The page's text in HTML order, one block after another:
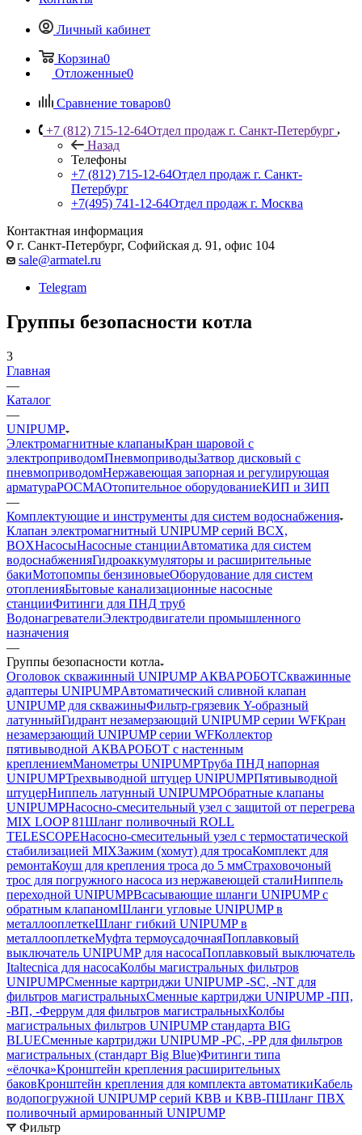
Личный кабинет
Корзина0
Отложенные0
Сравнение товаров0
+7 (812) 715-12-64Отдел продаж г. Санкт-Петербург
Назад
Телефоны
+7 (812) 715-12-64Отдел продаж г. Санкт-
Петербург
+7(495) 741-12-64Отдел продаж г. Москва
Контактная информация
г. Санкт-Петербург, Софийская д. 91, офис 104
sale@armatel.ru
Telegram
Группы безопасности котла
3
Главная
—
Каталог
—
UNIPUMP
Электромагнитные клапаныКран шаровой с
электроприводомПневмоприводыЗатвор дисковый с
пневмоприводомНержавеющая запорная и регулирующая
арматураРОСМАОтопительное оборудованиеКИП и ЗИП
—
Комплектующие и инструменты для систем водоснабжения
Клапан электромагнитный UNIPUMP серий BCX,
BOXНасосыНасосные станцииАвтоматика для систем
водоснабженияГидроаккумуляторы и расширительные
бакиМотопомпы бензиновыеОборудование для систем
отопленияБытовые канализационные насосные
станцииФитинги для ПНД труб
ВодонагревателиЭлектродвигатели промышленного
назначения
—
Группы безопасности котла
Оголовок скважинный UNIPUMP АКВАРОБОТСкважинные
адаптеры UNIPUMPАвтоматический сливной клапан
UNIPUMP для скважиныФильтр-грязевик Y-образный
латунныйГидрант незамерзающий UNIPUMP серии WFКран
незамерзающий UNIPUMP серии WFКоллектор
пятивыводной АКВАРОБОТ с настенным
креплениемМанометры UNIPUMPТруба ПНД напорная
UNIPUMPТрехвыводной штуцер UNIPUMPПятивыводной
штуцерНиппель латунный UNIPUMPОбратные клапаны
UNIPUMPНасосно-смесительный узел с защитой от перегрева
MIX LOOP 81Шланг поливочный ROLL
TELESCOPEНасосно-смесительный узел с термостатической
стабилизацией MIXЗажим (хомут) для тросаКомплект для
ремонтаКоуш для крепления троса до 5 ммСтраховочоный
трос для погружного насоса из нержавеющей сталиНиппель
переходной UNIPUMPВсасывающие шланги UNIPUMP с
обратным клапаномШланги угловые UNIPUMP в
металлооплеткеШланг гибкий UNIPUMP в
металлооплеткеМуфта термоусадочнаяПоплавковый
выключатель UNIPUMP для насосаПоплавковый выключатель
Italtecnica для насосаКолбы магистральных фильтров
UNIPUMPСменные картриджи UNIPUMP -SC, -NT для
фильтров магистральныхСменные картриджи UNIPUMP -ПП,
-ВП, -Феррум для фильтров магистральныхКолбы
магистральных фильтров UNIPUMP стандарта BIG
BLUEСменные картриджи UNIPUMP -PC, -PP для фильтров
магистральных (стандарт Big Blue)Фитинги типа
«ёлочка»Кронштейн крепления расширительных
баковКронштейн крепления для комплекта автоматикиКабель
водопогружной UNIPUMP серий КВВ и КВВ-ПШланг ПВХ
поливочный армированный UNIPUMP
Фильтр